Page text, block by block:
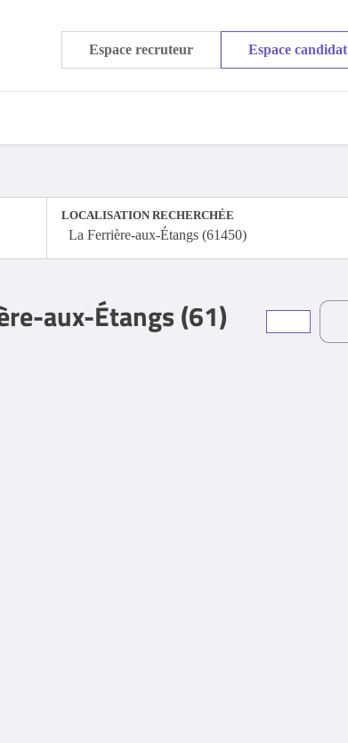
Espace recruteur Espace candidat
LOCALISATION RECHERCHÉE
La Ferrière-aux-Étangs (61450)
aux-Étangs (61)